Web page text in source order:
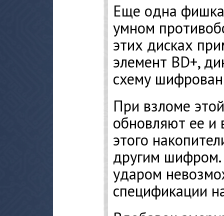
Еще одна
умном
этих дисках
элемент BD+,
схему
При взломе
обновляют ее и
этого
другим шифром.
ударом
спецификации